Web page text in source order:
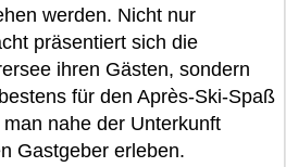
werden. Nicht nur
präsentiert sich die
ihren Gästen, sondern
für den Après-Ski-Spaß
nahe der Unterkunft
Gastgeber erleben.